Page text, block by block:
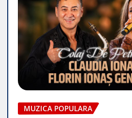
MUZICA POPULARA